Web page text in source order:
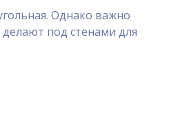
Однако важно
под стенами для